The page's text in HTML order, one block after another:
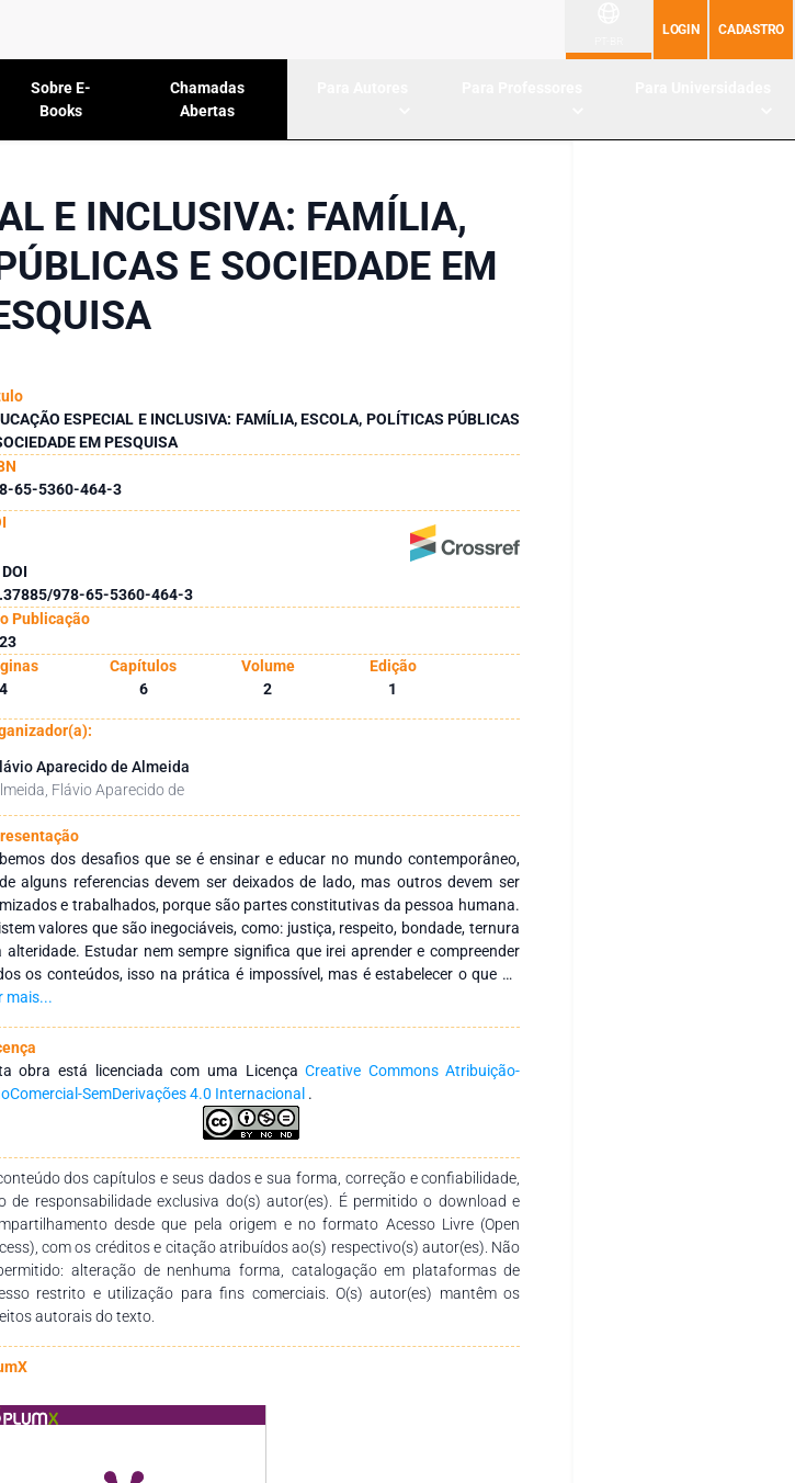
LOGIN CADASTRO
Sobre E-
Books
Chamadas
Abertas
E INCLUSIVA: FAMÍLIA,
E SOCIEDADE EM
ESPECIAL E INCLUSIVA: FAMÍLIA, ESCOLA, POLÍTICAS PÚBLICAS
EM PESQUISA
65-5360-464-3
DOI
978-65-5360-464-3
Publicação
Capítulos Volume
Edição
6 2 1
Aparecido de Almeida
Flávio Aparecido de
dos desafios que se é ensinar e educar no mundo contemporâneo,
alguns referencias devem ser deixados de lado, mas outros devem ser
e trabalhados, porque são partes constitutivas da pessoa humana.
valores que são inegociáveis, como: justiça, respeito, bondade, ternura
alteridade. Estudar nem sempre significa que irei aprender e compreender
os conteúdos, isso na prática é impossível, mas é estabelecer o que há
nós de humano e humanizante e corrobora para o desenvolvimento da
devem estar atentos a nova realidade
sem perder o essencial, que é o valor à vida humana e suas diferentes
de ser e de existir. Este livro apresenta uma pesquisa atualizada e
por autores que são expoentes em pesquisa e na temática abordada.
das reflexões realizadas em cada capítulo, lembrando que as
não se findam aqui. Agradecemos a participação de todos os autores,
construção desta obra tão importante e com uma temática tão relevante
os dias atuais. Desejamos aos leitores, que a mesma possa auxiliar numa
bibliográfica nas diferentes esferas de ensino. Mudar é importante,
perder a fineza de uma vida verdadeiramente humana e capaz de
compreender e incluir a todos. Uma excelente leitura para todos.
mais...
obra está licenciada com uma LicençaCreative Commons Atribuição-
SemDerivações 4.0 Internacional .
dos capítulos e seus dados e sua forma, correção e confiabilidade,
de responsabilidade exclusiva do(s) autor(es). É permitido o download e
desde que pela origem e no formato Acesso Livre (Open
com os créditos e citação atribuídos ao(s) respectivo(s) autor(es). Não
alteração de nenhuma forma, catalogação em plataformas de
restrito e utilização para fins comerciais. O(s) autor(es) mantêm os
autorais do texto.